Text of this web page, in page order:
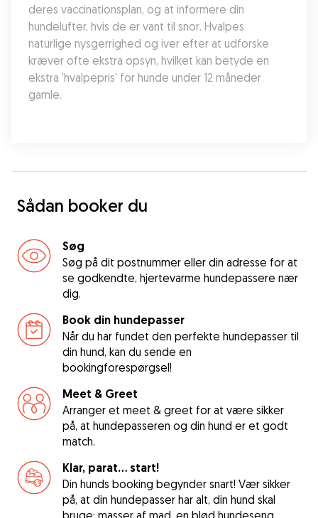
deres vaccinationsplan, og at informere din
hundelufter, hvis de er vant til snor. Hvalpes
naturlige nysgerrighed og iver efter at udforske
kræver ofte ekstra opsyn, hvilket kan betyde en
ekstra 'hvalpepris' for hunde under 12 måneder
gamle.
Sådan booker du
Søg
Søg på dit postnummer eller din adresse for at
se godkendte, hjertevarme hundepassere nær
dig.
Book din hundepasser
Når du har fundet den perfekte hundepasser til
din hund, kan du sende en
bookingforespørgsel!
Meet & Greet
Arranger et meet & greet for at være sikker
på, at hundepasseren og din hund er et godt
match.
Klar, parat... start!
Din hunds booking begynder snart! Vær sikker
på, at din hundepasser har alt, din hund skal
bruge: masser af mad, en blød hundeseng,